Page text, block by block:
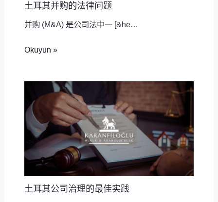
土耳其并购的法律问题
并购 (M&A) 是公司法中一 [&he…
Okuyun »
土耳其公司治理的最佳实践